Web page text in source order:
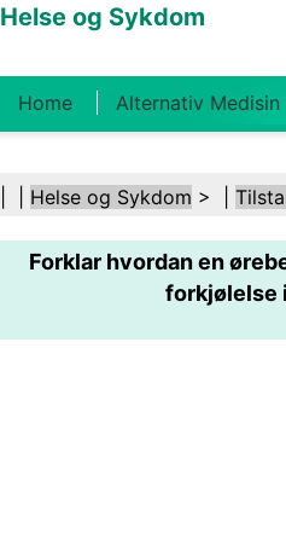
Helse og Sykdom
Home Alternativ Medisin
Kosthold Og Ernæring
Helsebransjen Psykisk
Helse og Sykdom > |
Forklar hvordan en
forkjølelse